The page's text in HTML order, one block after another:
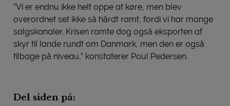
”Vi er endnu ikke helt oppe at køre, men blev
overordnet set ikke så hårdt ramt, fordi vi har mange
salgskanaler. Krisen ramte dog også eksporten af
skyr til lande rundt om Danmark, men den er også
tilbage på niveau,” konstaterer Poul Pedersen.
Del siden på: